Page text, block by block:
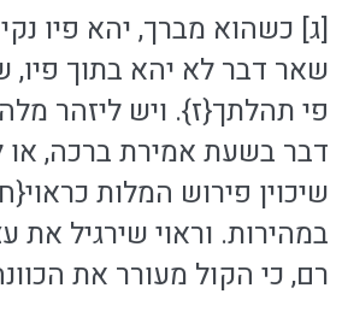
[ג] כשהוא מברך, יהא פיו
שאר דבר לא יהא בתוך פיו,
פי תהלתך{ז}. ויש ליזהר
דבר בשעת אמירת ברכה, או
שיכוין פירוש המלות
במהירות. וראוי שירגיל את
רם, כי הקול מעורר את